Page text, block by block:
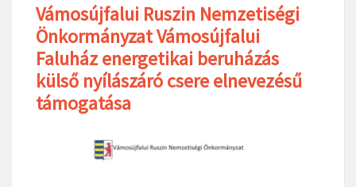
Vámosújfalui Ruszin Nemzetiségi
Önkormányzat Vámosújfalui
Faluház energetikai beruházás
külső nyílászáró csere elnevezésű
támogatása